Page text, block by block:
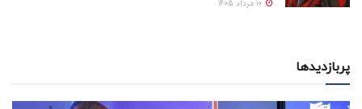
پربازدیدها